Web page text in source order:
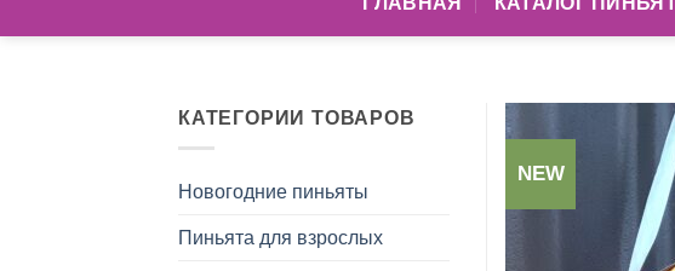
NEW
КАТЕГОРИИ ТОВАРОВ
Новогодние пиньяты
Пиньята для взрослых